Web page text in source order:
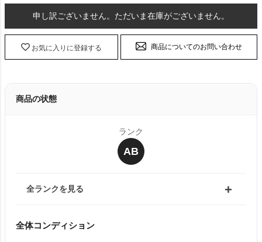
申し訳ございません。ただいま在庫がございません。
お気に入りに登録する 商品についてのお問い合わせ
商品の状態
ランク
AB
全ランクを見る
全体コンディション